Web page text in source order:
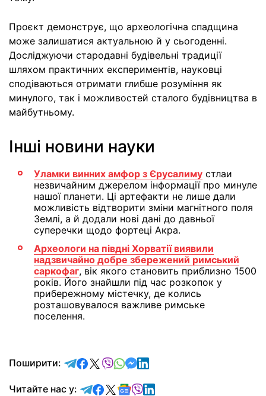
Проєкт демонструє, що археологічна спадщина
може залишатися актуальною й у сьогоденні.
Досліджуючи стародавні будівельні традиції
шляхом практичних експериментів, науковці
сподіваються отримати глибше розуміння як
минулого, так і можливостей сталого будівництва в
майбутньому.
Інші новини науки
Уламки винних амфор з Єрусалиму стлаи
незвичайним джерелом інформації про минуле
нашої планети. Ці артефакти не лише дали
можливість відтворити зміни магнітного поля
Землі, а й додали нові дані до давньої
суперечки щодо фортеці Акра.
Археологи на півдні Хорватії виявили
надзвичайно добре збережений римський
саркофаг, вік якого становить приблизно 1500
років. Його знайшли під час розкопок у
прибережному містечку, де колись
розташовувалося важливе римське
поселення.
Поширити: відправити у Telegram
поділитись у Facebook
поділитись у X
відправити у Viber
відправити у Whatsapp
відправити у Messenger
відправити у LinkedIn
Читайте нас у: Читайте у Telegram
Читайте у Facebook
Читайте у X
Читайте у Google news
Читайте у Viber
Читайте у LinkedIn